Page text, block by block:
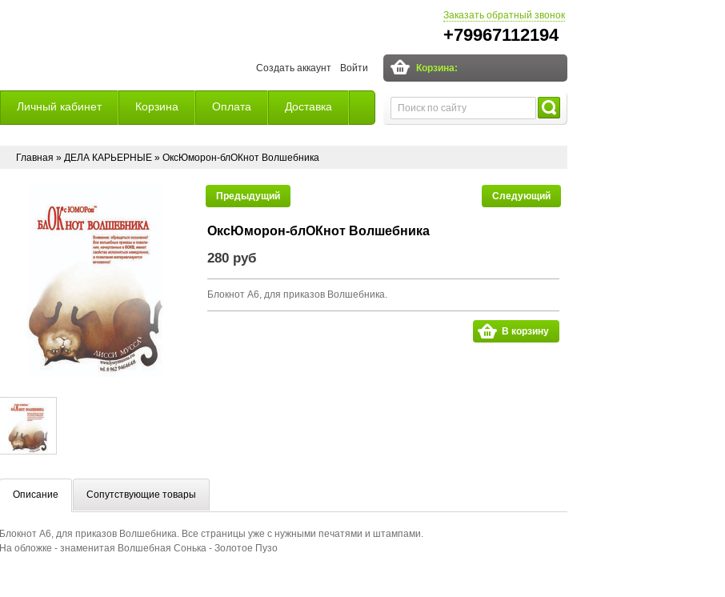
Заказать обратный звонок
+79967112194
Создать аккаунт Войти
Личный кабинет Корзина Оплата Доставка
Корзина:
Главная » ДЕЛА КАРЬЕРНЫЕ » ОксЮморон-блОКнот Волшебника
Предыдущий Следующий
ОксЮморон-блОКнот Волшебника
280 руб
Блокнот А6, для приказов Волшебника.
В корзину
Описание Сопутствующие товары
Блокнот А6, для приказов Волшебника. Все страницы уже с нужными печатями и штампами.
На обложке - знаменитая Волшебная Сонька - Золотое Пузо